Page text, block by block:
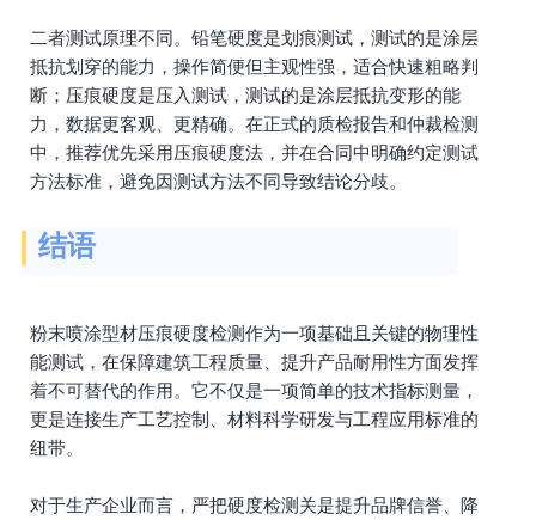
二者测试原理不同。铅笔硬度是划痕测试，测试的是涂层
抵抗划穿的能力，操作简便但主观性强，适合快速粗略判
断；压痕硬度是压入测试，测试的是涂层抵抗变形的能
力，数据更客观、更精确。在正式的质检报告和仲裁检测
中，推荐优先采用压痕硬度法，并在合同中明确约定测试
方法标准，避免因测试方法不同导致结论分歧。
结语
粉末喷涂型材压痕硬度检测作为一项基础且关键的物理性
能测试，在保障建筑工程质量、提升产品耐用性方面发挥
着不可替代的作用。它不仅是一项简单的技术指标测量，
更是连接生产工艺控制、材料科学研发与工程应用标准的
纽带。
对于生产企业而言，严把硬度检测关是提升品牌信誉、降